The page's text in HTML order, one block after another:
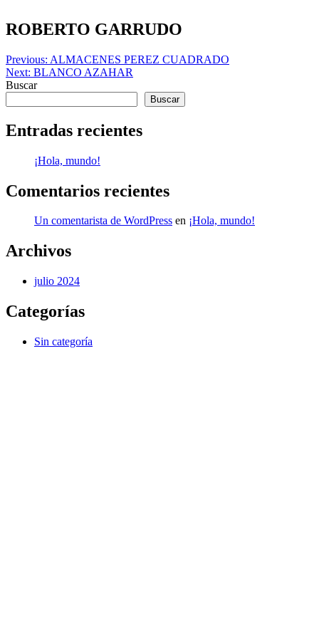
to
content
ROBERTO GARRUDO
Navegación
de
Previous: ALMACENES PEREZ CUADRADO
Next: BLANCO AZAHAR
Buscar
Buscar
Entradas recientes
¡Hola, mundo!
Comentarios recientes
Un comentarista de WordPress en ¡Hola, mundo!
Archivos
julio 2024
Categorías
Sin categoría